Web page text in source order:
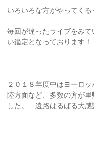
いろいろな方がやってくる
毎回が違ったライブをみ
い鑑定となっております！
２０１８年度中はヨーロ
陸方面など、多数の方が
した。 遠路はるばる大感